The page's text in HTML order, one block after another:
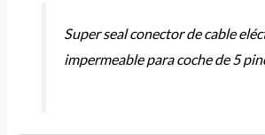
Super seal conector de cable
impermeable para coche de 5